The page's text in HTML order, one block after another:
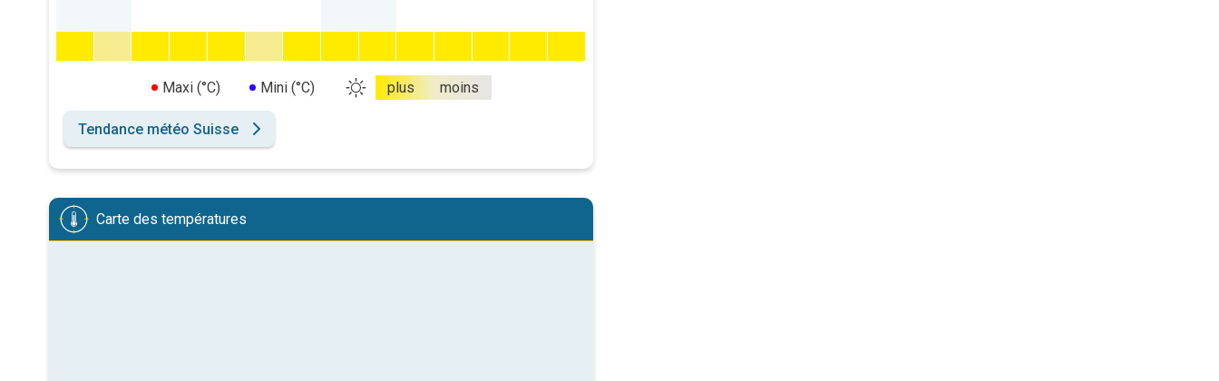
Maxi (°C) Mini (°C) plus moins
Tendance météo Suisse
Carte des températures